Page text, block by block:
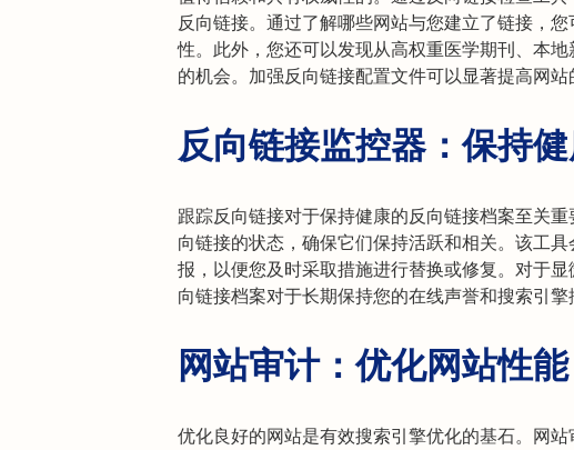
反向链接。通过了解哪些网站与您建立了链接，
性。此外，您还可以发现从高权重医学期刊、本
的机会。加强反向链接配置文件可以显著提高网站
反向链接监控器：保持
跟踪反向链接对于保持健康的反向链接档案至关
向链接的状态，确保它们保持活跃和相关。该工
报，以便您及时采取措施进行替换或修复。对于
向链接档案对于长期保持您的在线声誉和搜索引擎
网站审计：优化网站性能
优化良好的网站是有效搜索引擎优化的基石。网